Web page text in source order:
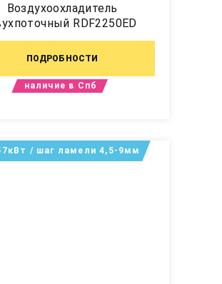
Воздухоохладитель
RDF2250ED
ПОДРОБНОСТИ
наличие в Спб
/ шаг ламели 4,5-9мм